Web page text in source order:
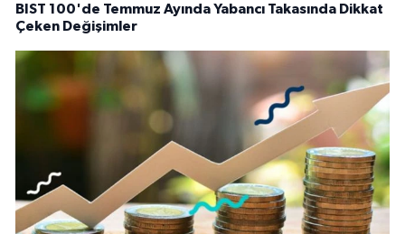
BIST 100'de Temmuz Ayında Yabancı Takasında Dikkat
Çeken Değişimler